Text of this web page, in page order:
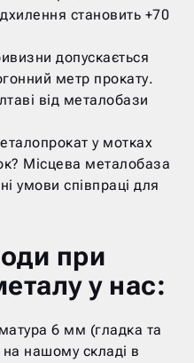
становить +70
допускається
метр прокату.
від металобази
у мотках
Місцева металобаза
умови співпраці для
при
у нас:
6 мм (гладка та
нашому складі в